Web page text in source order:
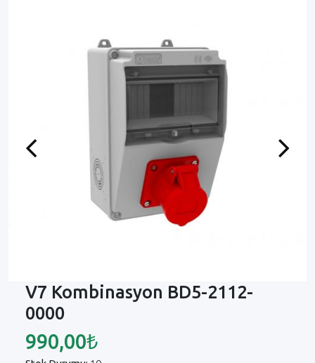
Previous Next
V7 Kombinasyon BD5-2112-
0000
990,00₺